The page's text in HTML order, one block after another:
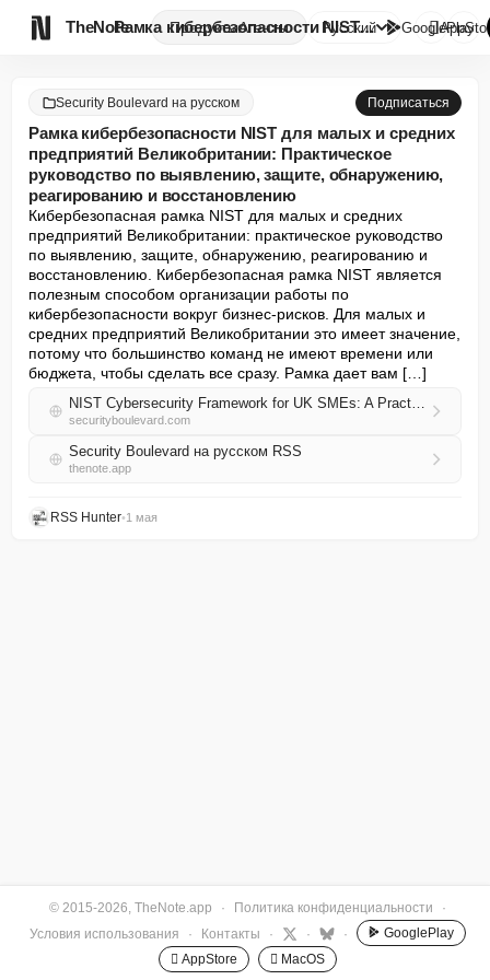
TheNote ПродуктыАгенты Рамка кибербезопасности NIST д...
Русский GooglePlay

Security Boulevard на русском Подписаться
Рамка кибербезопасности NIST для малых и средних
предприятий Великобритании: Практическое
руководство по выявлению, защите, обнаружению,
реагированию и восстановлению
Кибербезопасная рамка NIST для малых и средних
предприятий Великобритании: практическое руководство
по выявлению, защите, обнаружению, реагированию и
восстановлению. Кибербезопасная рамка NIST является
полезным способом организации работы по
кибербезопасности вокруг бизнес-рисков. Для малых и
средних предприятий Великобритании это имеет значение,
потому что большинство команд не имеют времени или
бюджета, чтобы сделать все сразу. Рамка дает вам […]
NIST Cybersecurity Framework for UK SMEs: A Practical Guide to Identify, Protect, Detect, Respond, and Recover
securityboulevard.com
Security Boulevard на русском RSS
thenote.app
RSS Hunter•1 мая
© 2015-2026, TheNote.app · Политика конфиденциальности
·
Условия использования
· Контакты · · ·
GooglePlay
 AppStore
 MacOS